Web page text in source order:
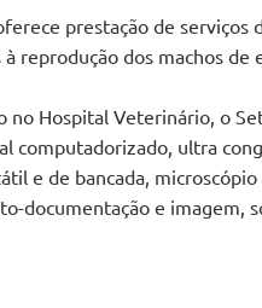
prestação de serviços
à reprodução dos machos de
no Hospital Veterinário, o
computadorizado, ultra
e de bancada,
documentação e imagem,